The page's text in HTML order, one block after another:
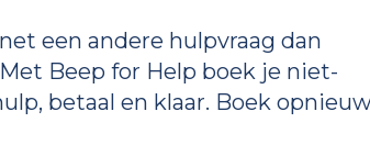
een andere hulpvraag dan
Beep for Help boek je niet-
betaal en klaar. Boek